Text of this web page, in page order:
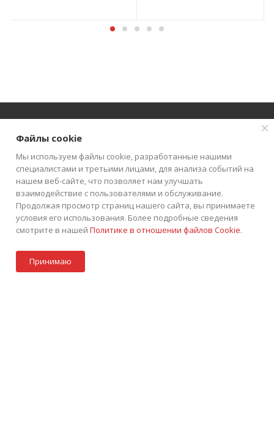
Под заказ
КАК КУПИТЬ
БЛОГ КОНТАКТЫ
+7 (495) 252-75-45
Файлы cookie
Мы используем файлы cookie, разработанные нашими
специалистами и третьими лицами, для анализа событий на
нашем веб-сайте, что позволяет нам улучшать
взаимодействие с пользователями и обслуживание.
Продолжая просмотр страниц нашего сайта, вы принимаете
условия его использования. Более подробные сведения
смотрите в нашей Политике в отношении файлов Cookie.
Принимаю